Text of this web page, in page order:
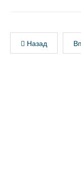
Назад